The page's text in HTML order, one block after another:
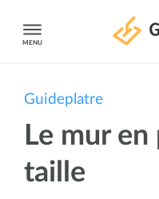
MENU
Guideplatre
Le mur
taille